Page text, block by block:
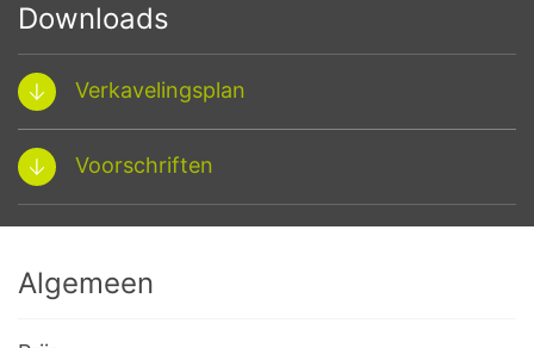
Downloads
Verkavelingsplan
Voorschriften
Algemeen